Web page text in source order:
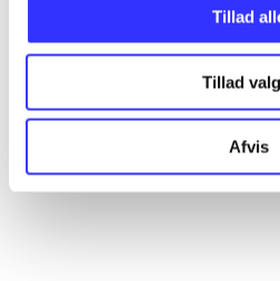
Tillad
Tillad
Afvis
...